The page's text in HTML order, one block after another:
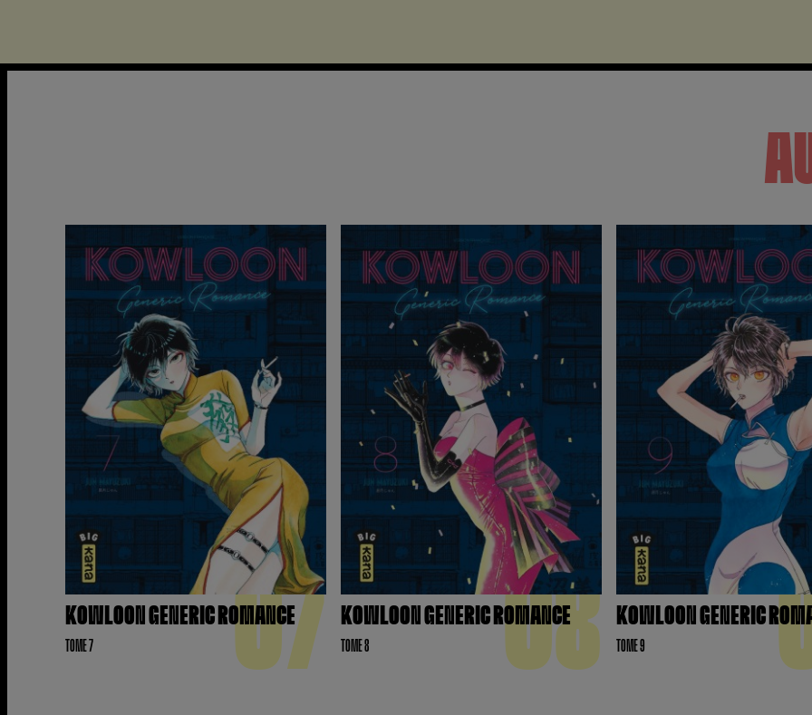
KOWLOON GENERIC ROMANCE
TOME 7 07 KOWLOON GENERIC ROMANCE
TOME 8 08 KOWLOON GENERIC
TOME 9